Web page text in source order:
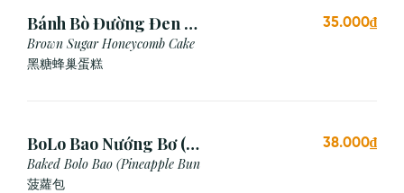
Bánh Bò Đường Đen (1
Cái)
Brown Sugar Honeycomb Cake
黑糖蜂巢蛋糕
35.000₫
BoLo Bao Nướng Bơ (1
Cái)
Baked Bolo Bao (Pineapple Bun
菠蘿包
38.000₫